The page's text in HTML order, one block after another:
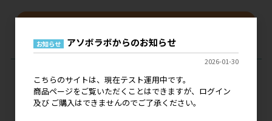
メーカー＆ブランドから探す
お知らせ アソボラボからのお知らせ
2026-01-30
こちらのサイトは、現在テスト運用中です。
商品ページをご覧いただくことはできますが、ログイン
及び ご購入はできませんのでご了承ください。